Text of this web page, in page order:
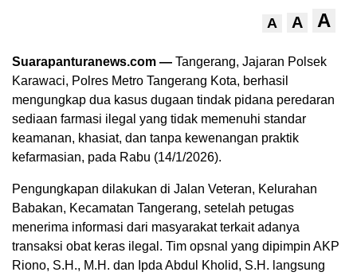
A A A
Suarapanturanews.com — Tangerang, Jajaran Polsek
Karawaci, Polres Metro Tangerang Kota, berhasil
mengungkap dua kasus dugaan tindak pidana peredaran
sediaan farmasi ilegal yang tidak memenuhi standar
keamanan, khasiat, dan tanpa kewenangan praktik
kefarmasian, pada Rabu (14/1/2026).
Pengungkapan dilakukan di Jalan Veteran, Kelurahan
Babakan, Kecamatan Tangerang, setelah petugas
menerima informasi dari masyarakat terkait adanya
transaksi obat keras ilegal. Tim opsnal yang dipimpin AKP
Riono, S.H., M.H. dan Ipda Abdul Kholid, S.H. langsung